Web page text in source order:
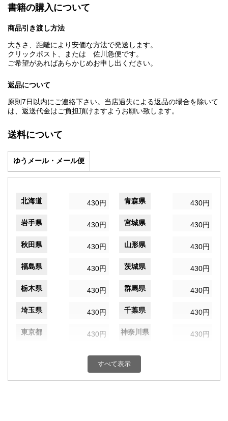
書籍の購入について
商品引き渡し方法
大きさ、距離により安価な方法で発送します。
クリックポスト、または 佐川急便です。
ご希望があればあらかじめお申し出ください。
返品について
原則7日以内にご連絡下さい。当店過失による返品の場合を除いて
は、返送代金はご負担頂けますようお願い致します。
送料について
ゆうメール・メール便
北海道 430円 青森県 430円
岩手県 430円 宮城県 430円
秋田県 430円 山形県 430円
福島県 430円 茨城県 430円
栃木県 430円 群馬県 430円
埼玉県 430円 千葉県 430円
東京都 430円 神奈川県 430円
430円 富山県
すべて表示